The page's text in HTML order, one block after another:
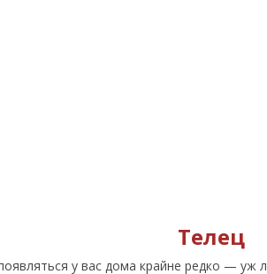
Телец
у вас дома крайне редко — уж